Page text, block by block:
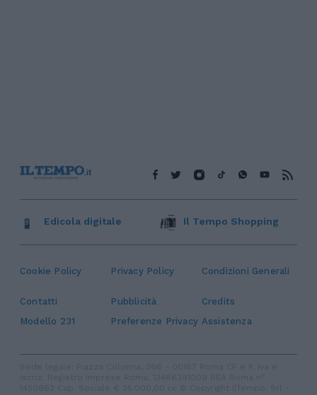
Cookie Policy Privacy Policy Condizioni Generali
Contatti Pubblicità
Credits
Modello 231
Preferenze Privacy Assistenza
Edicola digitale Il Tempo Shopping